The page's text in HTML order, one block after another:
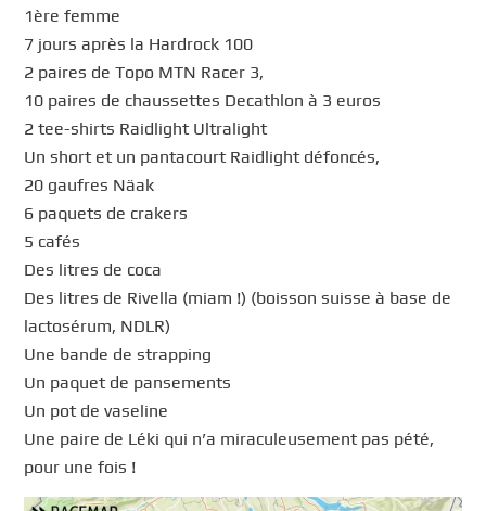
1ère femme
7 jours après la Hardrock 100
2 paires de Topo MTN Racer 3,
10 paires de chaussettes Decathlon à 3 euros
2 tee-shirts Raidlight Ultralight
Un short et un pantacourt Raidlight défoncés,
20 gaufres Näak
6 paquets de crakers
5 cafés
Des litres de coca
Des litres de Rivella (miam !) (boisson suisse à base de
lactosérum, NDLR)
Une bande de strapping
Un paquet de pansements
Un pot de vaseline
Une paire de Léki qui n’a miraculeusement pas pété,
pour une fois !